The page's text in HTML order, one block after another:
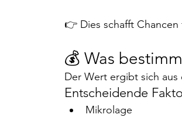
👉 Dies schafft
💰 Was
Der Wert ergibt sich
Entscheidende
Mikrolage